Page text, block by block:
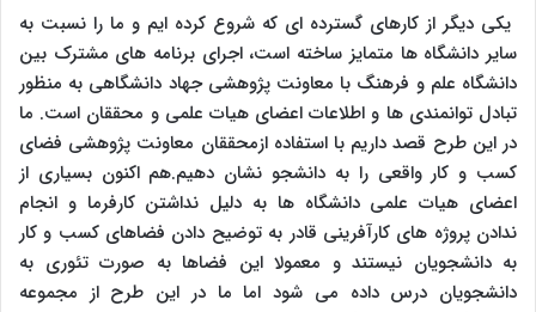
یکی دیگر از کارهای گسترده ای که شروع کرده ایم و ما را نسبت به
سایر دانشگاه ها متمایز ساخته است، اجرای برنامه های مشترک بین
دانشگاه علم و فرهنگ با معاونت پژوهشی جهاد دانشگاهی به منظور
تبادل توانمندی ها و اطلاعات اعضای هیات علمی و محققان است. ما
در این طرح قصد داریم با استفاده ازمحققان معاونت پژوهشی فضای
کسب و کار واقعی را به دانشجو نشان دهیم.هم اکنون بسیاری از
اعضای هیات علمی دانشگاه ها به دلیل نداشتن کارفرما و انجام
ندادن پروژه های کارآفرینی قادر به توضیح دادن فضاهای کسب و کار
به دانشجویان نیستند و معمولا این فضاها به صورت تئوری به
دانشجویان درس داده می شود اما ما در این طرح از مجموعه